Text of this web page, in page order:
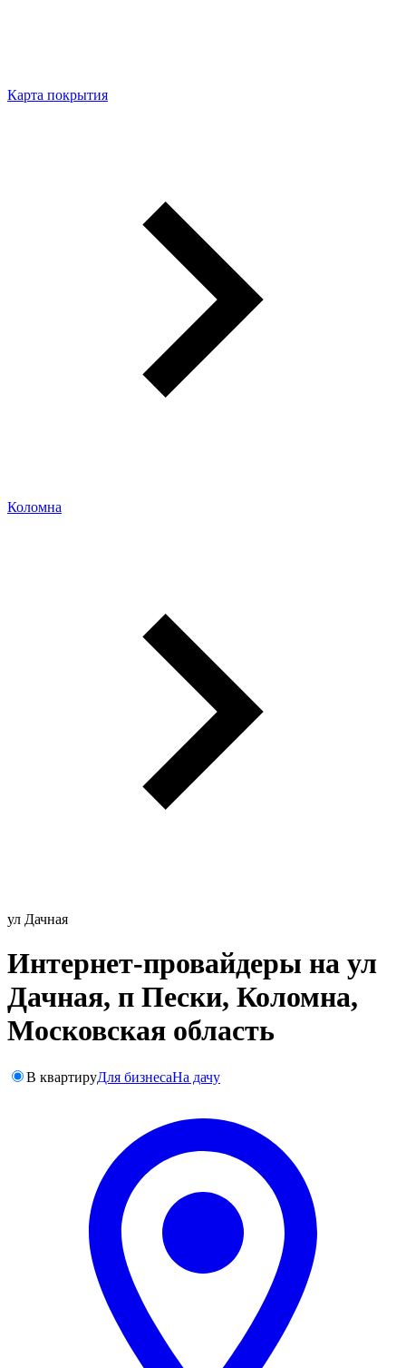
Карта покрытия
Коломна
ул Дачная
Интернет-провайдеры на ул
Дачная, п Пески, Коломна,
Московская область
В квартируДля бизнесаНа дачу